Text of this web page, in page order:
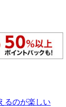
るのが楽しい